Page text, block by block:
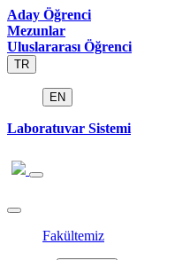
Aday Öğrenci
Mezunlar
Uluslararası Öğrenci
TR
EN
Laboratuvar Sistemi
Fakültemiz